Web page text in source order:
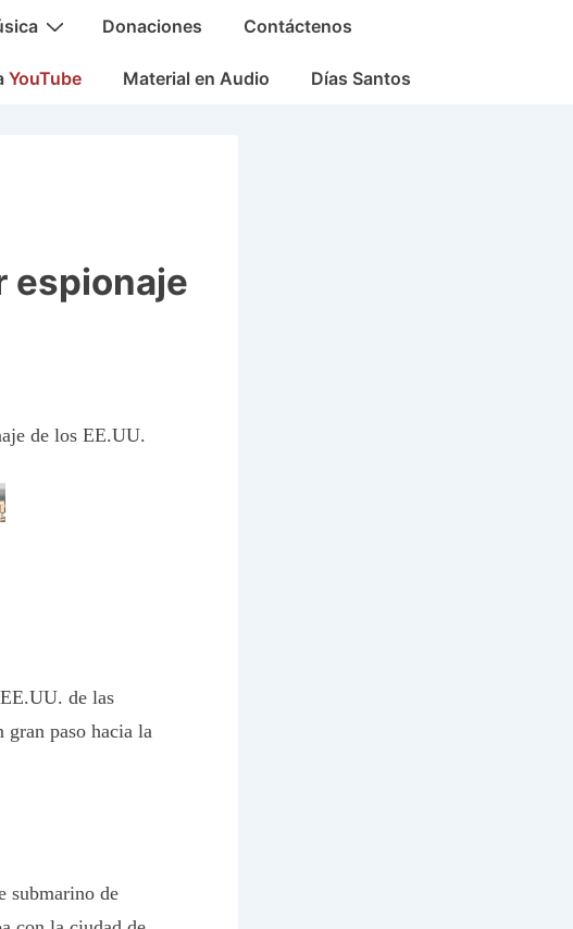
Donaciones Contáctenos
YouTube Material en Audio Días Santos
espionaje
de los EE.UU.
de las
paso hacia la
submarino de